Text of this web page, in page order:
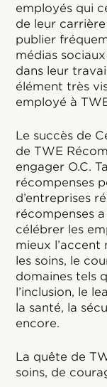
employés qui
de leur
publier
médias
dans leur
élément très
employé à
Le succès de
de TWE
engager O.C.
récompenses
d’entreprises
récompenses
célébrer les
mieux
les soins, le
domaines tels
l’inclusion, le
la santé, la
encore.
La quête de
soins, de